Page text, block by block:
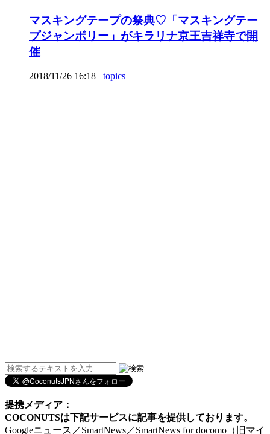
マスキングテープの祭典♡「マスキングテー
プジャンボリー」がキラリナ京王吉祥寺で開
催
2018/11/26 16:18 topics
提携メディア：
COCONUTSは下記サービスに記事を提供しております。
Googleニュース／SmartNews／SmartNews for docomo（旧マイ